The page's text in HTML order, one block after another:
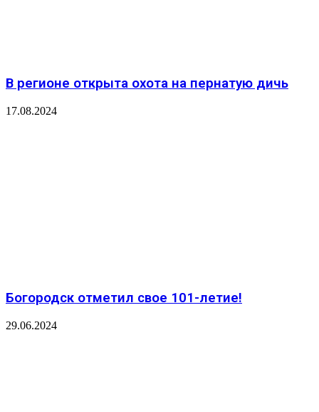
В регионе открыта охота на пернатую дичь
17.08.2024
Богородск отметил свое 101-летие!
29.06.2024